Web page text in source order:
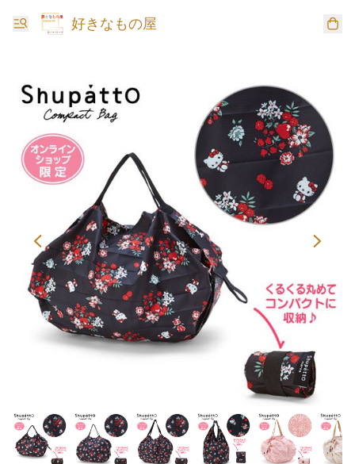
好きなもの屋